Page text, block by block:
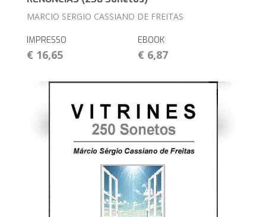
MARCIO SERGIO CASSIANO DE FREITAS
IMPRESSO
€ 16,65
EBOOK
€ 6,87